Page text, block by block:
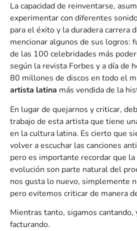
La capacidad de reinventarse,
experimentar con diferentes
para el éxito y la duradera carrera
mencionar algunos de sus logros:
de las 100 celebridades más
según la revista Forbes y a día de
80 millones de discos en todo el
artista latina más vendida de la
En lugar de quejarnos y criticar,
trabajo de esta artista que tiene
en la cultura latina. Es cierto que
volver a escuchar las canciones
pero es importante recordar que
evolución son parte natural del
nos gusta lo nuevo, simplemente
pero evitemos criticar de manera
Mientras tanto, sigamos cantando,
facturando.